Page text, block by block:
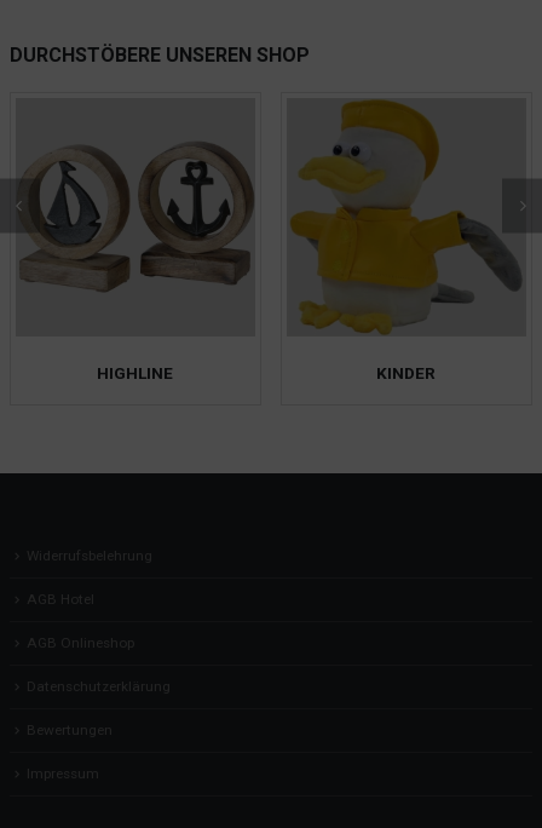
DURCHSTÖBERE UNSEREN SHOP
HIGHLINE KINDER
Widerrufsbelehrung
AGB Hotel
AGB Onlineshop
Datenschutzerklärung
Bewertungen
Impressum